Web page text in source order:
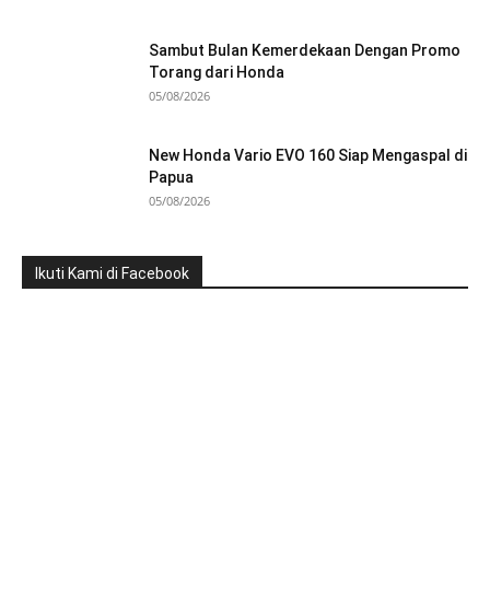
Sambut Bulan Kemerdekaan Dengan Promo
Torang dari Honda
05/08/2026
New Honda Vario EVO 160 Siap Mengaspal di
Papua
05/08/2026
Ikuti Kami di Facebook